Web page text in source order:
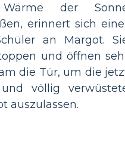
der
erinnert sich
an Margot.
und öffnen
die Tür, um die
und völlig
auszulassen.